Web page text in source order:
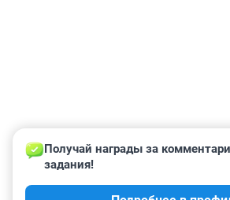
Получай награды за
задания!